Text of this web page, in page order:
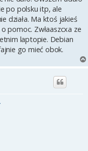
po polsku itp, ale
działa. Ma ktoś jakieś
pomoc. Zwłaaszcxa ze
laptopie. Debian
go mieć obok.